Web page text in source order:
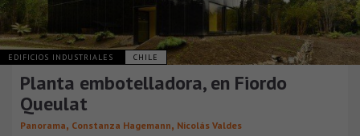
EDIFICIOS INDUSTRIALES CHILE
Planta embotelladora, en Fiordo
Queulat
Panorama, Constanza Hagemann, Nicolás Valdes